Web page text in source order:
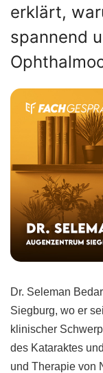
erklärt,
spannend
Dr. Seleman
Siegburg, wo er
klinischer
des Kataraktes
und Therapie von